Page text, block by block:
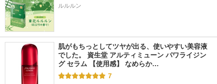
5.7
314件
モイスト クリーム
イオナ エフ
BIOHEAL BOH
ルルルン
肌がもちっとしてツヤが出る、使いやすい美容液
でした。 資生堂 アルティミューン パワライジン
グ セラム 【使用感】 なめらか…
7